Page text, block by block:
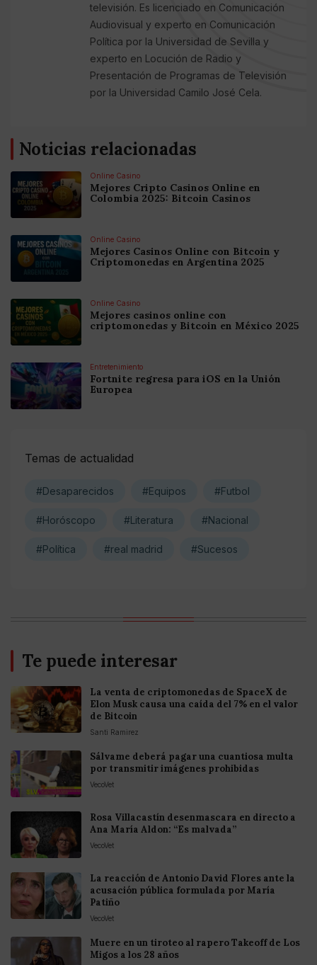
televisión. Es licenciado en Comunicación
Audiovisual y experto en Comunicación
Política por la Universidad de Sevilla y
experto en Locución de Radio y
Presentación de Programas de Televisión
por la Universidad Camilo José Cela.
Noticias relacionadas
Online Casino
Mejores Cripto Casinos Online en
Colombia 2025: Bitcoin Casinos
Online Casino
Mejores Casinos Online con Bitcoin y
Criptomonedas en Argentina 2025
Online Casino
Mejores casinos online con
criptomonedas y Bitcoin en México 2025
Entretenimiento
Fortnite regresa para iOS en la Unión
Europea
Temas de actualidad
#Desaparecidos #Equipos #Futbol
#Horóscopo #Literatura #Nacional
#Política #real madrid #Sucesos
Te puede interesar
La venta de criptomonedas de SpaceX de
Elon Musk causa una caída del 7% en el valor
de Bitcoin
Santi Ramirez
Sálvame deberá pagar una cuantiosa multa
por transmitir imágenes prohibidas
VecoVet
Rosa Villacastín desenmascara en directo a
Ana María Aldon: “Es malvada”
VecoVet
La reacción de Antonio David Flores ante la
acusación pública formulada por María
Patiño
VecoVet
Muere en un tiroteo al rapero Takeoff de Los
Migos a los 28 años